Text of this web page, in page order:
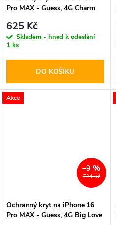
Pro MAX - Guess, 4G Charm
625 Kč
Skladem - hned k odeslání
1 ks
DO KOŠÍKU
Akce
724 Kč
–9 %
Ochranný kryt na iPhone 16
Pro MAX - Guess, 4G Big Love